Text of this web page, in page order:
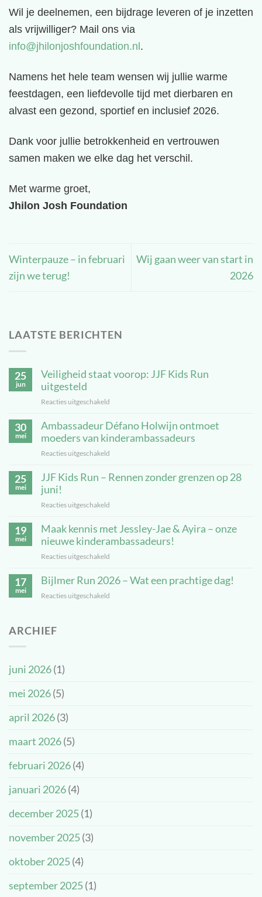
Wil je deelnemen, een bijdrage leveren of je inzetten
als vrijwilliger? Mail ons via
info@jhilonjoshfoundation.nl .
Namens het hele team wensen wij jullie warme
feestdagen, een liefdevolle tijd met dierbaren en
alvast een gezond, sportief en inclusief 2026.
Dank voor jullie betrokkenheid en vertrouwen
samen maken we elke dag het verschil.
Met warme groet,
Jhilon Josh Foundation
Winterpauze – in februari
zijn we terug!
Wij gaan weer van start in
2026
LAATSTE BERICHTEN
25
jun
Veiligheid staat voorop: JJF Kids Run
uitgesteld
Reacties uitgeschakeld
staat
voorop:
uitgesteld
30
mei
Ambassadeur Défano Holwijn ontmoet
moeders van kinderambassadeurs
Reacties uitgeschakeld
Défano
kinderambassadeurs
25
mei
JJF Kids Run – Rennen zonder grenzen op 28
juni!
Reacties uitgeschakeld
Kids
Run
grenzen
19
mei
Maak kennis met Jessley-Jae & Ayira – onze
nieuwe kinderambassadeurs!
Reacties uitgeschakeld
kennis
17
mei
Bijlmer Run 2026 – Wat een prachtige dag!
Reacties uitgeschakeld
ARCHIEF
juni 2026(1)
mei 2026(5)
april 2026(3)
maart 2026(5)
februari 2026(4)
januari 2026(4)
december 2025(1)
november 2025(3)
oktober 2025(4)
september 2025(1)